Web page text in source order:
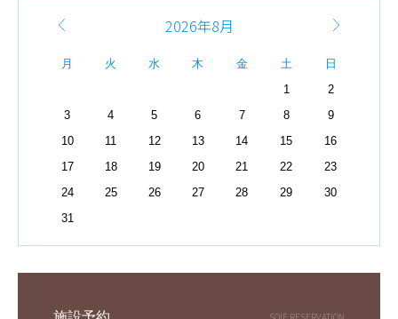
2026年8月
月 火 水 木 金 土
日
1
2
3
4 5 6 7 8
9
10
11 12 13 14 15
16
17
18 19 20 21 22
23
24
25 26 27 28 29
30
31